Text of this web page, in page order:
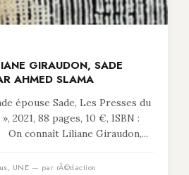
GIRAUDON, SADE
AHMED SLAMA
épouse Sade, Les Presses du
2021, 88 pages, 10 €, ISBN :
On connaît Liliane Giraudon,...
, UNE — par rÃ©daction